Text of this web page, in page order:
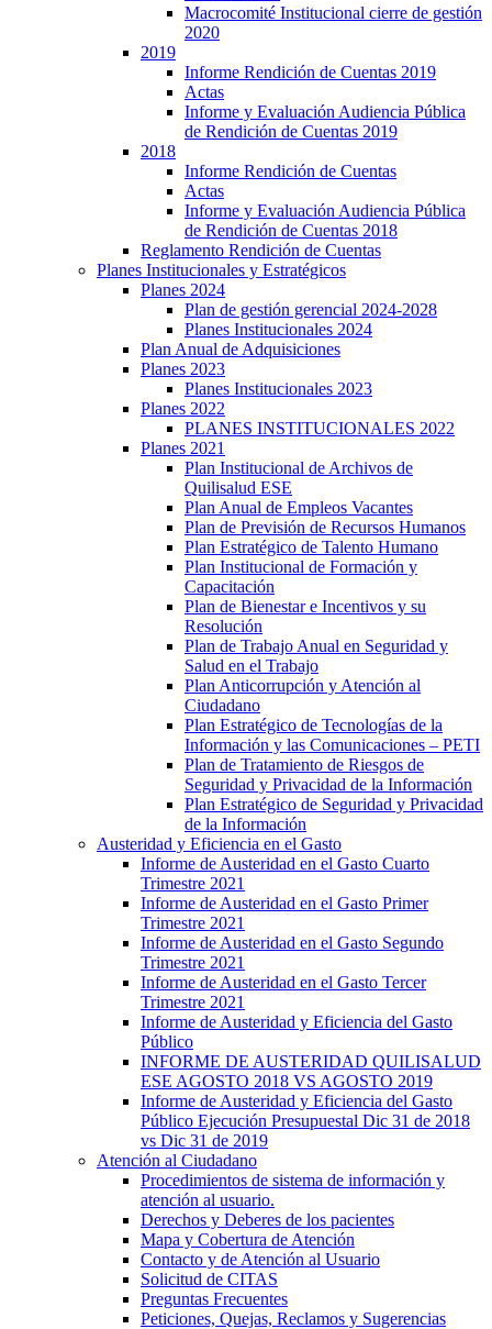
Macrocomité Institucional cierre de gestión
2020
2019
Informe Rendición de Cuentas 2019
Actas
Informe y Evaluación Audiencia Pública
de Rendición de Cuentas 2019
2018
Informe Rendición de Cuentas
Actas
Informe y Evaluación Audiencia Pública
de Rendición de Cuentas 2018
Reglamento Rendición de Cuentas
Planes Institucionales y Estratégicos
Planes 2024
Plan de gestión gerencial 2024-2028
Planes Institucionales 2024
Plan Anual de Adquisiciones
Planes 2023
Planes Institucionales 2023
Planes 2022
PLANES INSTITUCIONALES 2022
Planes 2021
Plan Institucional de Archivos de
Quilisalud ESE
Plan Anual de Empleos Vacantes
Plan de Previsión de Recursos Humanos
Plan Estratégico de Talento Humano
Plan Institucional de Formación y
Capacitación
Plan de Bienestar e Incentivos y su
Resolución
Plan de Trabajo Anual en Seguridad y
Salud en el Trabajo
Plan Anticorrupción y Atención al
Ciudadano
Plan Estratégico de Tecnologías de la
Información y las Comunicaciones – PETI
Plan de Tratamiento de Riesgos de
Seguridad y Privacidad de la Información
Plan Estratégico de Seguridad y Privacidad
de la Información
Austeridad y Eficiencia en el Gasto
Informe de Austeridad en el Gasto Cuarto
Trimestre 2021
Informe de Austeridad en el Gasto Primer
Trimestre 2021
Informe de Austeridad en el Gasto Segundo
Trimestre 2021
Informe de Austeridad en el Gasto Tercer
Trimestre 2021
Informe de Austeridad y Eficiencia del Gasto
Público
INFORME DE AUSTERIDAD QUILISALUD
ESE AGOSTO 2018 VS AGOSTO 2019
Informe de Austeridad y Eficiencia del Gasto
Público Ejecución Presupuestal Dic 31 de 2018
vs Dic 31 de 2019
Atención al Ciudadano
Procedimientos de sistema de información y
atención al usuario.
Derechos y Deberes de los pacientes
Mapa y Cobertura de Atención
Contacto y de Atención al Usuario
Solicitud de CITAS
Preguntas Frecuentes
Peticiones, Quejas, Reclamos y Sugerencias